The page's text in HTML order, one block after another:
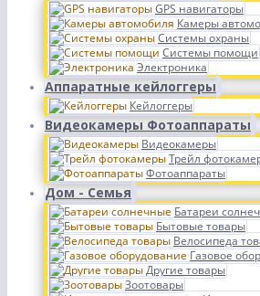
GPS навигаторы
Камеры
Системы охраны
Системы помощи
Электроника
Аппаратные кейлоггеры
Кейлоггеры
Видеокамеры Фотоаппараты
Видеокамеры
Трейл
Фотоаппараты
Дом - Семья
Батареи
Бытовые товары
Велосипеда
Газовое
Другие товары
Зоотовары